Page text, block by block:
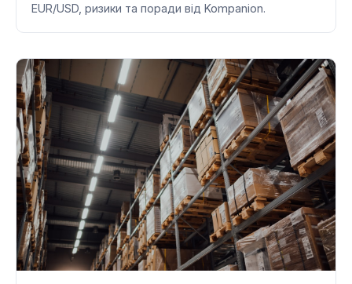
EUR/USD, ризики та поради від Kompanion.